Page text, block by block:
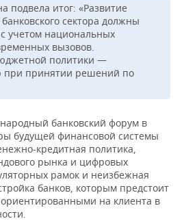
подвела итог: «Развитие
сектора должны
учетом национальных
вызовов.
политики —
при принятии решений по
банковский форум в
будущей финансовой системы
кредитная политика,
рынка и цифровых
рамок и неизбежная
банков, которым предстоит
на клиента в